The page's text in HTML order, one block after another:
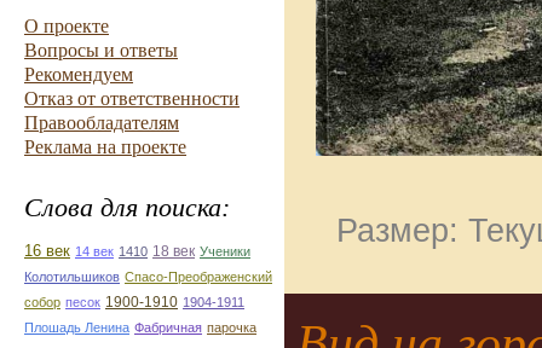
О проекте
Вопросы и ответы
Рекомендуем
Отказ от ответственности
Правообладателям
Реклама на проекте
Слова для поиска:
16 век 14 век 1410 18 век Ученики
Колотильшиков Спасо-Преображенский
собор песок 1900-1910 1904-1911
Плошадь Ленина Фабричная парочка
Размер: